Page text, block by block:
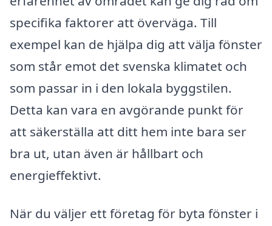
specifika faktorer att överväga. Till
exempel kan de hjälpa dig att välja fönster
som står emot det svenska klimatet och
som passar in i den lokala byggstilen.
Detta kan vara en avgörande punkt för
att säkerställa att ditt hem inte bara ser
bra ut, utan även är hållbart och
energieffektivt.
När du väljer ett företag för byta fönster i